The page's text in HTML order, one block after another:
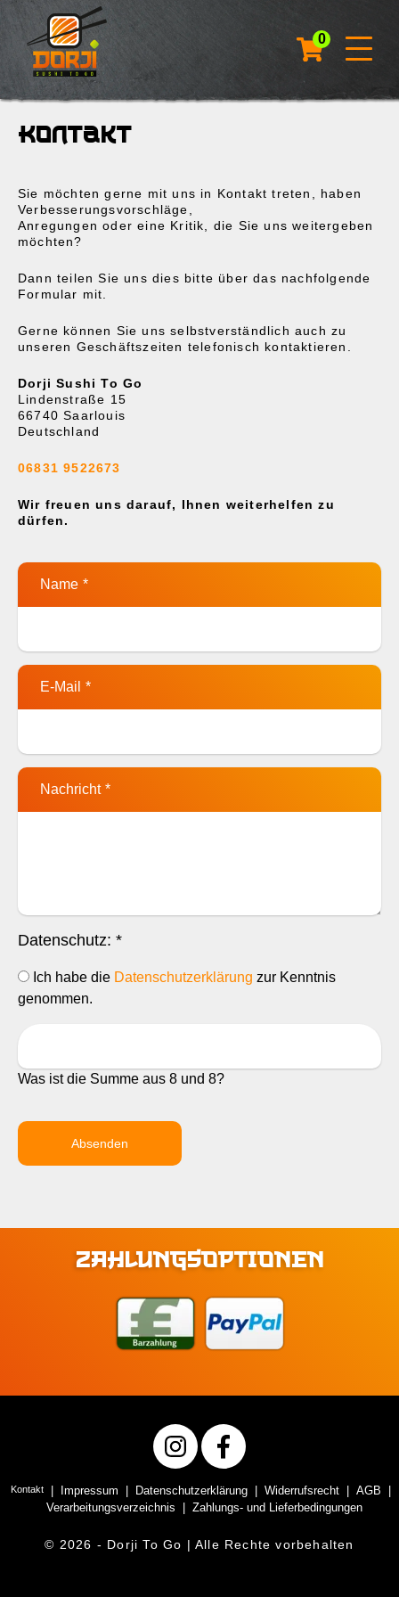
0
Kontakt
Sie möchten gerne mit uns in Kontakt treten, haben
Verbesserungsvorschläge,
Anregungen oder eine Kritik, die Sie uns weitergeben
möchten?
Dann teilen Sie uns dies bitte über das nachfolgende
Formular mit.
Gerne können Sie uns selbstverständlich auch zu
unseren Geschäftszeiten telefonisch kontaktieren.
Dorji Sushi To Go
Lindenstraße 15
66740 Saarlouis
Deutschland
06831 9522673
Wir freuen uns darauf, Ihnen weiterhelfen zu
dürfen.
Name *
E-Mail *
Nachricht *
Datenschutz: *
Ich habe die Datenschutzerklärung zur Kenntnis
genommen.
Was ist die Summe aus 8 und 8?
Absenden
ZAHLUNGSOPTIONEN
Kontakt Impressum Datenschutzerklärung Widerrufsrecht
AGB
Verarbeitungsverzeichnis
Zahlungs- und Lieferbedingungen
© 2026 - Dorji To Go | Alle Rechte vorbehalten